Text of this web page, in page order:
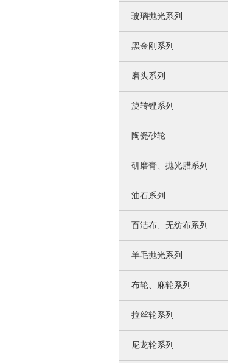
玻璃抛光系列
黑金刚系列
磨头系列
旋转锉系列
陶瓷砂轮
研磨膏、抛光腊系列
油石系列
百洁布、无纺布系列
羊毛抛光系列
布轮、麻轮系列
拉丝轮系列
尼龙轮系列